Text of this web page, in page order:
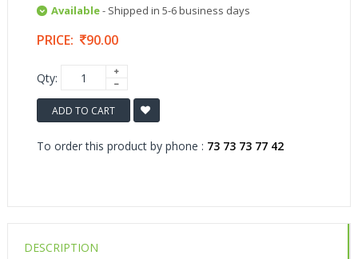
Available- Shipped in 5-6 business days
PRICE: 90.00
Qty:
ADD TO CART
To order this product by phone : 73 73 73 77 42
DESCRIPTION